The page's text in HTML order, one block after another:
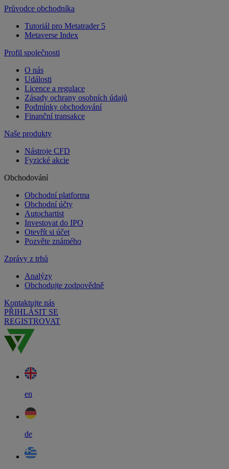
Průvodce obchodníka
Tutoriál pro Metatrader 5
Metaverse Index
Profil společnosti
O nás
Události
Licence a regulace
Zásady ochrany osobních údajů
Podmínky obchodování
Finanční transakce
Naše produkty
Nástroje CFD
Fyzické akcie
Obchodování
Obchodní platforma
Obchodní účty
Autochartist
Investovat do IPO
Otevřít si účet
Pozvěte známého
Zprávy z trhů
Analýzy
Obchodujte zodpovědně
Kontaktujte nás
PŘIHLÁSIT SE
REGISTROVAT
en
de